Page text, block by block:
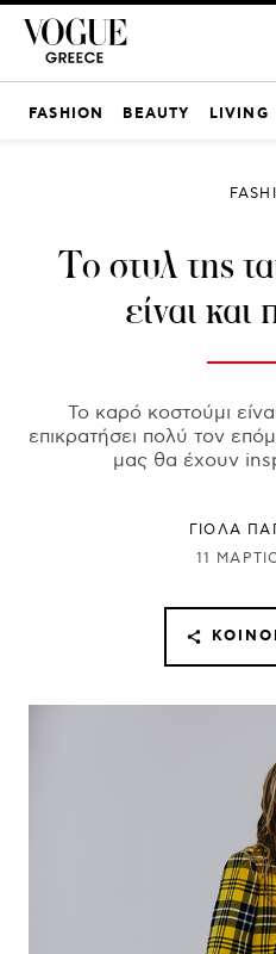
FASHION BEAUTY LIVING
Το στυλ της
είναι και
Το καρό κοστούμι
επικρατήσει πολύ τον
μας θα έχουν
ΓΙΌΛΑ
11